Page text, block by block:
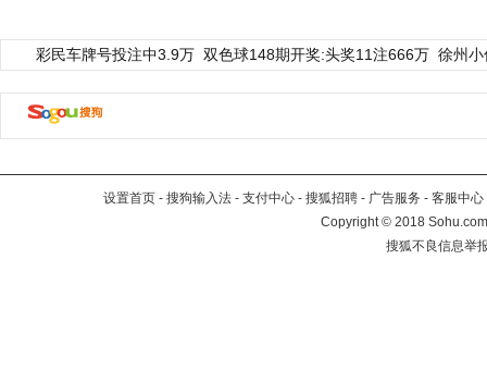
彩民车牌号投注中3.9万 双色球148期开奖:头奖11注666万 徐州
设置首页 - 搜狗输入法 - 支付中心 - 搜狐招聘 - 广告服务 - 客服中心
Copyright©2018
搜狐不良信息举